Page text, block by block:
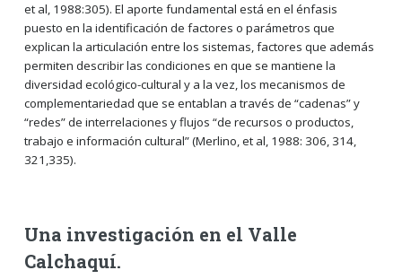
et al, 1988:305). El aporte fundamental está en el énfasis
puesto en la identificación de factores o parámetros que
explican la articulación entre los sistemas, factores que además
permiten describir las condiciones en que se mantiene la
diversidad ecológico-cultural y a la vez, los mecanismos de
complementariedad que se entablan a través de “cadenas” y
“redes” de interrelaciones y flujos “de recursos o productos,
trabajo e información cultural” (Merlino, et al, 1988: 306, 314,
321,335).
Una investigación en el Valle
Calchaquí.